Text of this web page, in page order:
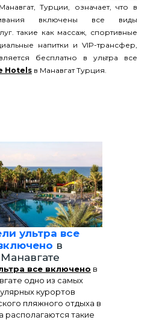
Турции, означает, что в
включены все виды
такие как массаж, спортивные
напитки и VIP-трансфер,
бесплатно в ультра все
Hotelsв Манавгат Турция.
ультра все
в
Манавгате
все включено в
одно из самых
курортов
пляжного отдыха в
располагаются такие